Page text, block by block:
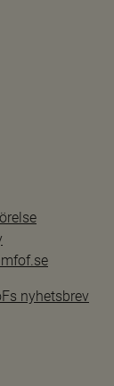
nyhetsbrev